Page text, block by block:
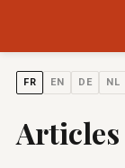
FR EN DE NL
Articles